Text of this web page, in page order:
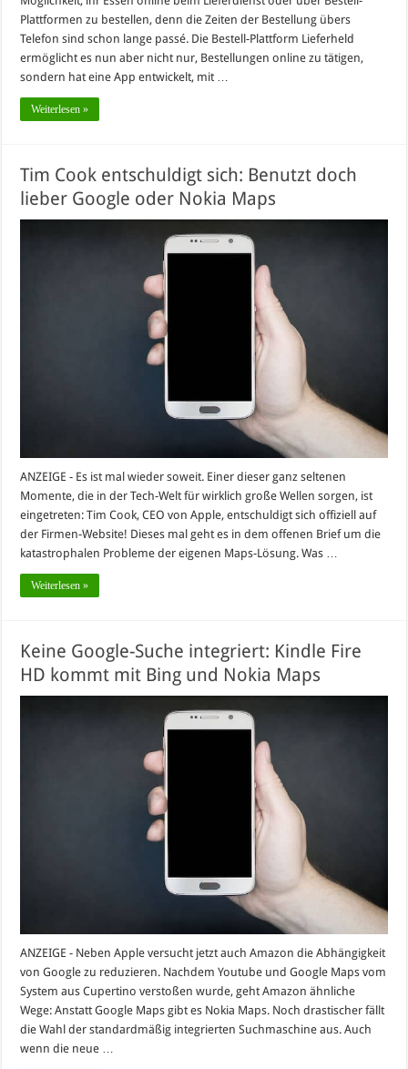
Plattformen zu bestellen, denn die Zeiten der Bestellung übers
Telefon sind schon lange passé. Die Bestell-Plattform Lieferheld
ermöglicht es nun aber nicht nur, Bestellungen online zu tätigen,
sondern hat eine App entwickelt, mit …
Weiterlesen »
Tim Cook entschuldigt sich: Benutzt doch
lieber Google oder Nokia Maps
ANZEIGE - Es ist mal wieder soweit. Einer dieser ganz seltenen
Momente, die in der Tech-Welt für wirklich große Wellen sorgen, ist
eingetreten: Tim Cook, CEO von Apple, entschuldigt sich offiziell auf
der Firmen-Website! Dieses mal geht es in dem offenen Brief um die
katastrophalen Probleme der eigenen Maps-Lösung. Was …
Weiterlesen »
Keine Google-Suche integriert: Kindle Fire
HD kommt mit Bing und Nokia Maps
ANZEIGE - Neben Apple versucht jetzt auch Amazon die Abhängigkeit
von Google zu reduzieren. Nachdem Youtube und Google Maps vom
System aus Cupertino verstoßen wurde, geht Amazon ähnliche
Wege: Anstatt Google Maps gibt es Nokia Maps. Noch drastischer fällt
die Wahl der standardmäßig integrierten Suchmaschine aus. Auch
wenn die neue …